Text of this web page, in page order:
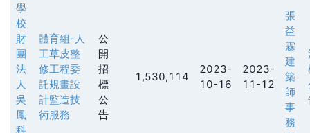
學
校
財
團
法
人
吳
鳳
科
體育組-人
工草皮整
修工程委
託規畫設
計監造技
術服務
公
開
招
標
公
告
1,530,114
2023-
10-16
2023-
11-12
張
益
霖
建
築
師
事
務